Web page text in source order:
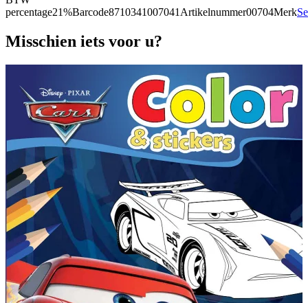
percentage21%Barcode8710341007041Artikelnummer00704Merk
Misschien iets voor u?